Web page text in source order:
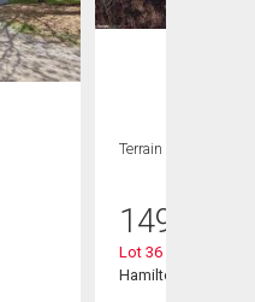
Terrain
149 900
Lot 36 Maryvale
Hamilton, ON